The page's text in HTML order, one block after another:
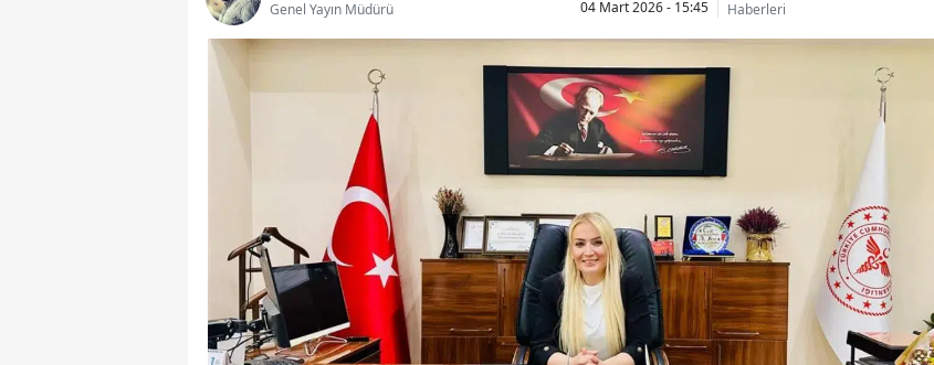
Genel Yayın Müdürü
04 Mart 2026 - 15:45
Haberleri